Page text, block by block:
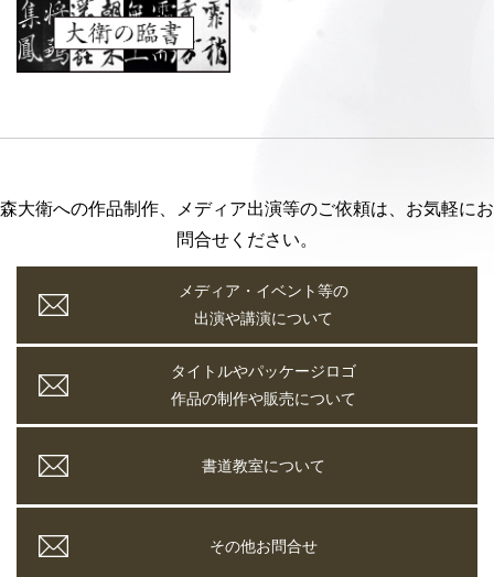
森大衛への作品制作、メディア出演等のご依頼は、お気軽にお
問合せください。
メディア・イベント等の
出演や講演について
タイトルやパッケージロゴ
作品の制作や販売について
書道教室について
その他お問合せ